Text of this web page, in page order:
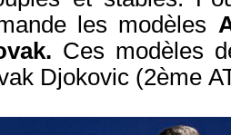
les modèles
Ces modèles
Djokovic (2ème